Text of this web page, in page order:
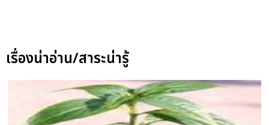
เรื่องน่าอ่าน/สาระน่ารู้